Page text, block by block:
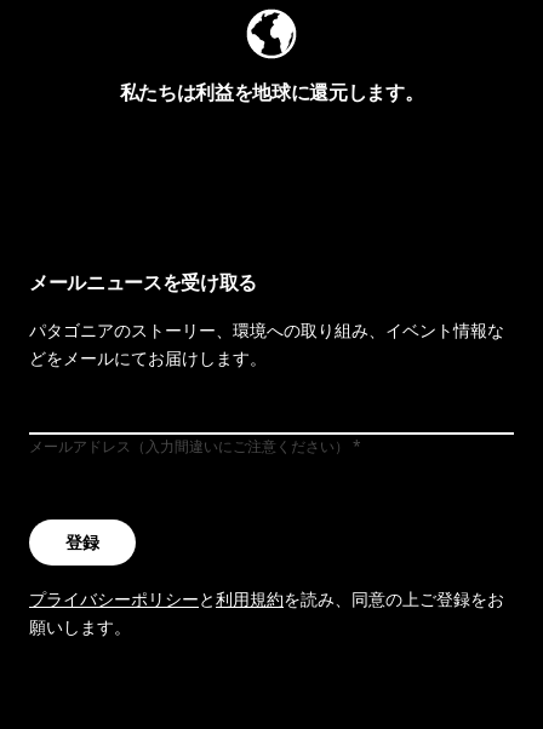
私たちは利益を地球に還元します。
メールニュースを受け取る
パタゴニアのストーリー、環境への取り組み、イベント情報な
どをメールにてお届けします。
メールアドレス（入力間違いにご注意ください）
登録
プライバシーポリシーと利用規約を読み、同意の上ご登録をお
願いします。